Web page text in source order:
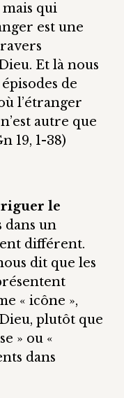
qui
est une
Et là nous
de
l’étranger
autre que
19, 1-38)
le
dans un
différent.
dit que les
« icône »,
plutôt que
» ou «
dans